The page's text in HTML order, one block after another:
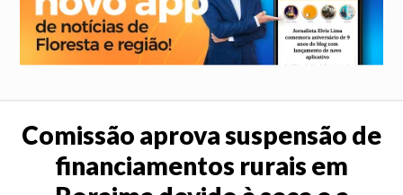
Comissão aprova suspensão de
financiamentos rurais em